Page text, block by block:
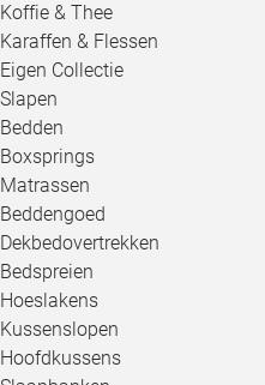
Koffie & Thee
Karaffen & Flessen
Eigen Collectie
Slapen
Bedden
Boxsprings
Matrassen
Beddengoed
Dekbedovertrekken
Bedspreien
Hoeslakens
Kussenslopen
Hoofdkussens